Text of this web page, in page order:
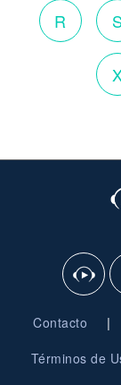
R S
Contacto |
Términos de